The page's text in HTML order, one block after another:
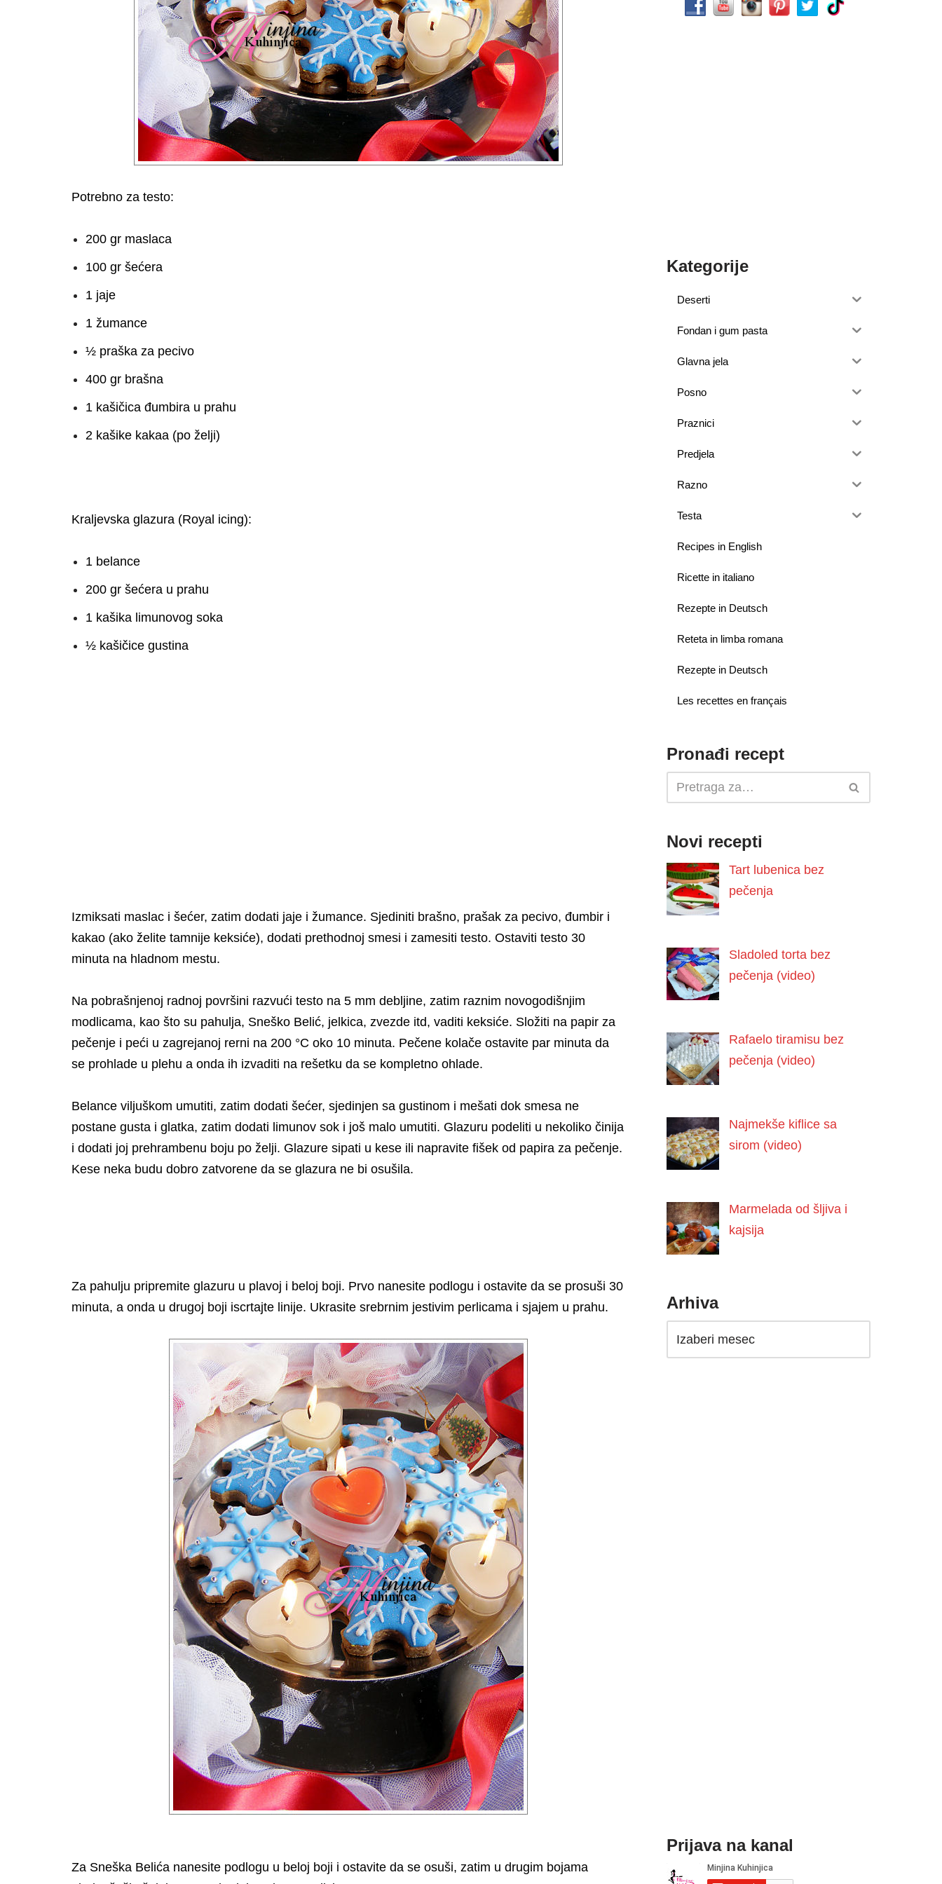
Potrebno za testo:
200 gr maslaca
100 gr šećera
1 jaje
1 žumance
½ praška za pecivo
400 gr brašna
1 kašičica đumbira u prahu
2 kašike kakaa (po želji)
Kraljevska glazura (Royal icing):
1 belance
200 gr šećera u prahu
1 kašika limunovog soka
½ kašičice gustina
Izmiksati maslac i šećer, zatim dodati jaje i žumance. Sjediniti brašno, prašak za pecivo, đumbir i
kakao (ako želite tamnije keksiće), dodati prethodnoj smesi i zamesiti testo. Ostaviti testo 30
minuta na hladnom mestu.
Na pobrašnjenoj radnoj površini razvući testo na 5 mm debljine, zatim raznim novogodišnjim
modlicama, kao što su pahulja, Sneško Belić, jelkica, zvezde itd, vaditi keksiće. Složiti na papir za
pečenje i peći u zagrejanoj rerni na 200 °C oko 10 minuta. Pečene kolače ostavite par minuta da
se prohlade u plehu a onda ih izvaditi na rešetku da se kompletno ohlade.
Belance viljuškom umutiti, zatim dodati šećer, sjedinjen sa gustinom i mešati dok smesa ne
postane gusta i glatka, zatim dodati limunov sok i još malo umutiti. Glazuru podeliti u nekoliko činija
i dodati joj prehrambenu boju po želji. Glazure sipati u kese ili napravite fišek od papira za pečenje.
Kese neka budu dobro zatvorene da se glazura ne bi osušila.
Za pahulju pripremite glazuru u plavoj i beloj boji. Prvo nanesite podlogu i ostavite da se prosuši 30
minuta, a onda u drugoj boji iscrtajte linije. Ukrasite srebrnim jestivim perlicama i sjajem u prahu.
Za Sneška Belića nanesite podlogu u beloj boji i ostavite da se osuši, zatim u drugim bojama
Kategorije
Deserti
Fondan i gum pasta
Glavna jela
Posno
Praznici
Predjela
Razno
Testa
Recipes in English
Ricette in italiano
Rezepte in Deutsch
Reteta in limba romana
Rezepte in Deutsch
Les recettes en français
Pronađi recept
Novi recepti
Tart lubenica bez
pečenja
Sladoled torta bez
pečenja (video)
Rafaelo tiramisu bez
pečenja (video)
Najmekše kiflice sa
sirom (video)
Marmelada od šljiva i
kajsija
Arhiva
Prijava na kanal